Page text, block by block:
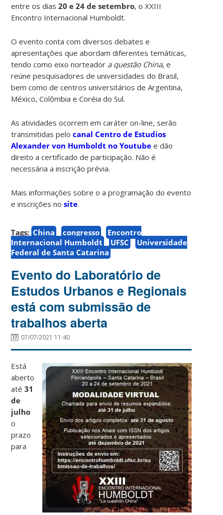
entre os dias20 e 24 de setembro, o XXIII
Encontro Internacional Humboldt.
O evento conta com diversos debates e
apresentações que abordam diferentes temáticas,
tendo como eixo norteador a questão China, e
reúne pesquisadores de universidades do Brasil,
bem como de centros universitários de Argentina,
México, Colômbia e Coréia do Sul.
As atividades ocorrem em caráter on-line, serão
transmitidas pelocanal Centro de Estudios
Alexander von Humboldt no Youtube e dão
direito a certificado de participação. Não é
necessária a inscrição prévia.
Mais informações sobre o a programação do evento
e inscrições nosite.
Tags: China congresso
Encontro
Internacional Humboldt
UFSC
Universidade
Federal de Santa Catarina
Evento do Laboratório de
Estudos Urbanos e Regionais
está com submissão de
trabalhos aberta
07/07/2021 11:40
Está
aberto
até31
de
julho
o
prazo
para